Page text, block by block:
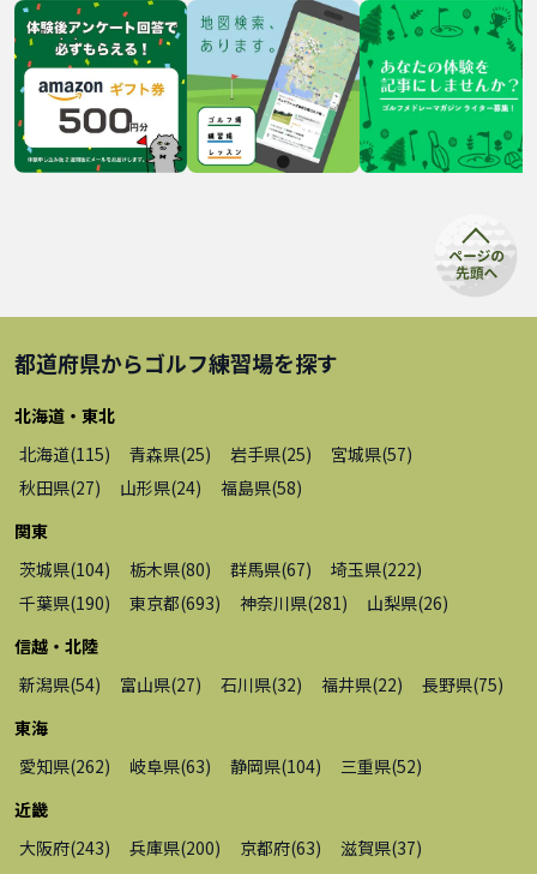
都道府県からゴルフ練習場を探す
北海道・東北
北海道(115) 青森県(25) 岩手県(25) 宮城県(57)
秋田県(27) 山形県(24) 福島県(58)
関東
茨城県(104) 栃木県(80) 群馬県(67) 埼玉県(222)
千葉県(190) 東京都(693) 神奈川県(281 ) 山梨県(26)
信越・北陸
新潟県(54) 富山県(27) 石川県(32) 福井県(22) 長野県(75)
東海
愛知県(262) 岐阜県(63) 静岡県(104) 三重県(52)
近畿
大阪府(243) 兵庫県(200) 京都府(63) 滋賀県(37)